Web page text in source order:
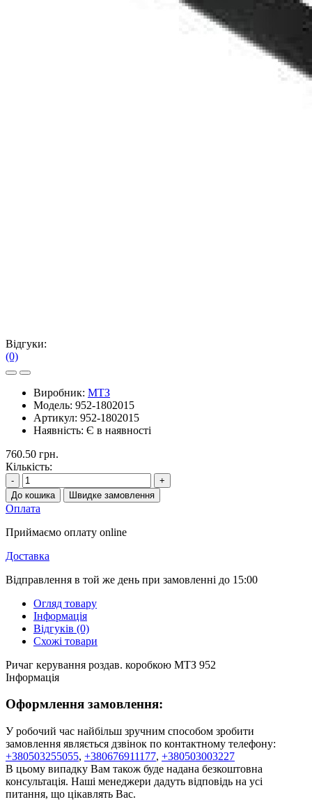
Відгуки:
(0)
Виробник: МТЗ
Модель: 952-1802015
Артикул: 952-1802015
Наявність: Є в наявності
760.50 грн.
Кількість:
-
+
До кошика
Швидке замовлення
Оплата
Приймаємо оплату online
Доставка
Відправлення в той же день при замовленні до 15:00
Огляд товару
Інформація
Відгуків (0)
Схожі товари
Ричаг керування роздав. коробкою МТЗ 952
Інформація
Оформлення замовлення:
У робочий час найбільш зручним способом зробити
замовлення являється дзвінок по контактному телефону:
+380503255055, +380676911177, +380503003227
В цьому випадку Вам також буде надана безкоштовна
консультація. Наші менеджери дадуть відповідь на усі
питання, що цікавлять Вас.